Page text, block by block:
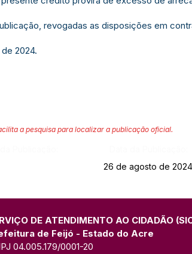
revogadas as disposições em
2024.
a pesquisa para localizar a publicação oficial.
26 de agosto de 2024
DE ATENDIMENTO AO CIDADÃO
de Feijó - Estado do Acre
04.005.179/0001-20